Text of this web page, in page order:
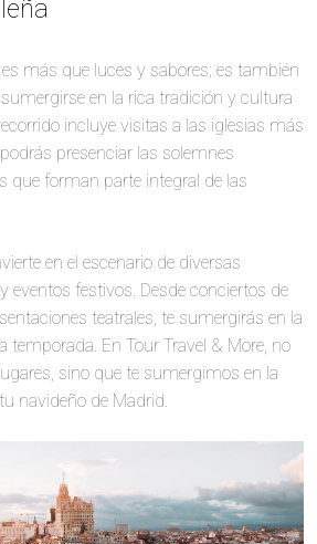
más que luces y sabores; es también
en la rica tradición y cultura
incluye visitas a las iglesias más
presenciar las solemnes
que forman parte integral de las
en el escenario de diversas
eventos festivos. Desde conciertos de
teatrales, te sumergirás en la
temporada. En Tour Travel & More, no
sino que te sumergimos en la
navideño de Madrid.